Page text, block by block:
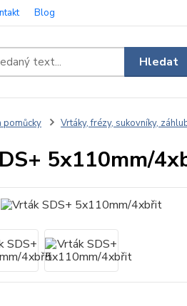
Blog
Hledat
pomůcky Vrtáky, frézy, sukovníky,
5x110mm/